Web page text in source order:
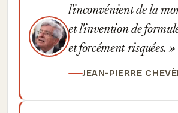
l'inconvénient de la
et l'invention de
et forcément risquées.
JEAN-PIERRE